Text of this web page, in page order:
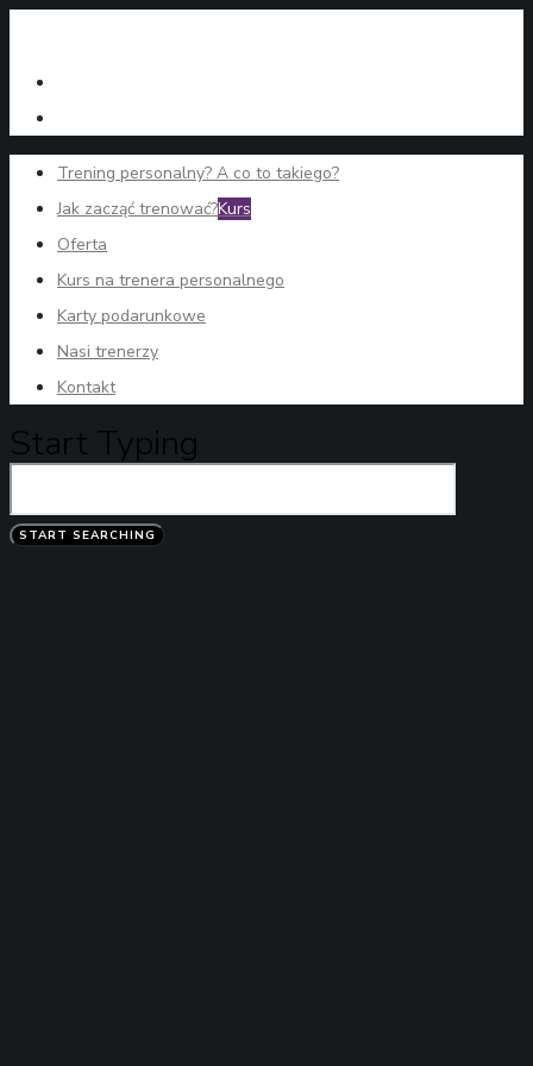
Trening personalny? A co to takiego?
Jak zacząć trenować?Kurs
Oferta
Kurs na trenera personalnego
Karty podarunkowe
Nasi trenerzy
Kontakt
Start Typing